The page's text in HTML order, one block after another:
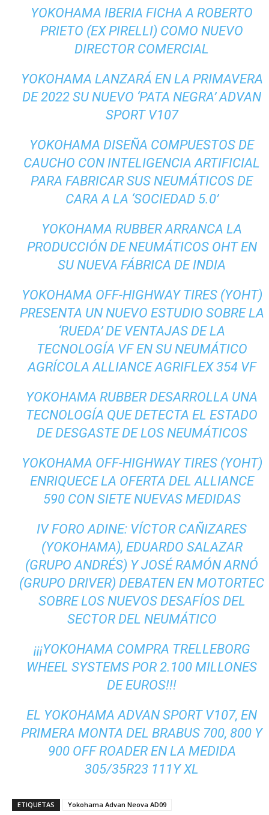
YOKOHAMA IBERIA FICHA A ROBERTO
PRIETO (EX PIRELLI) COMO NUEVO
DIRECTOR COMERCIAL
YOKOHAMA LANZARÁ EN LA PRIMAVERA
DE 2022 SU NUEVO ‘PATA NEGRA’ ADVAN
SPORT V107
YOKOHAMA DISEÑA COMPUESTOS DE
CAUCHO CON INTELIGENCIA ARTIFICIAL
PARA FABRICAR SUS NEUMÁTICOS DE
CARA A LA ‘SOCIEDAD 5.0’
YOKOHAMA RUBBER ARRANCA LA
PRODUCCIÓN DE NEUMÁTICOS OHT EN
SU NUEVA FÁBRICA DE INDIA
YOKOHAMA OFF-HIGHWAY TIRES (YOHT)
PRESENTA UN NUEVO ESTUDIO SOBRE LA
‘RUEDA’ DE VENTAJAS DE LA
TECNOLOGÍA VF EN SU NEUMÁTICO
AGRÍCOLA ALLIANCE AGRIFLEX 354 VF
YOKOHAMA RUBBER DESARROLLA UNA
TECNOLOGÍA QUE DETECTA EL ESTADO
DE DESGASTE DE LOS NEUMÁTICOS
YOKOHAMA OFF-HIGHWAY TIRES (YOHT)
ENRIQUECE LA OFERTA DEL ALLIANCE
590 CON SIETE NUEVAS MEDIDAS
IV FORO ADINE: VÍCTOR CAÑIZARES
(YOKOHAMA), EDUARDO SALAZAR
(GRUPO ANDRÉS) Y JOSÉ RAMÓN ARNÓ
(GRUPO DRIVER) DEBATEN EN MOTORTEC
SOBRE LOS NUEVOS DESAFÍOS DEL
SECTOR DEL NEUMÁTICO
¡¡¡YOKOHAMA COMPRA TRELLEBORG
WHEEL SYSTEMS POR 2.100 MILLONES
DE EUROS!!!
EL YOKOHAMA ADVAN SPORT V107, EN
PRIMERA MONTA DEL BRABUS 700, 800 Y
900 OFF ROADER EN LA MEDIDA
305/35R23 111Y XL
ETIQUETAS Yokohama Advan Neova AD09